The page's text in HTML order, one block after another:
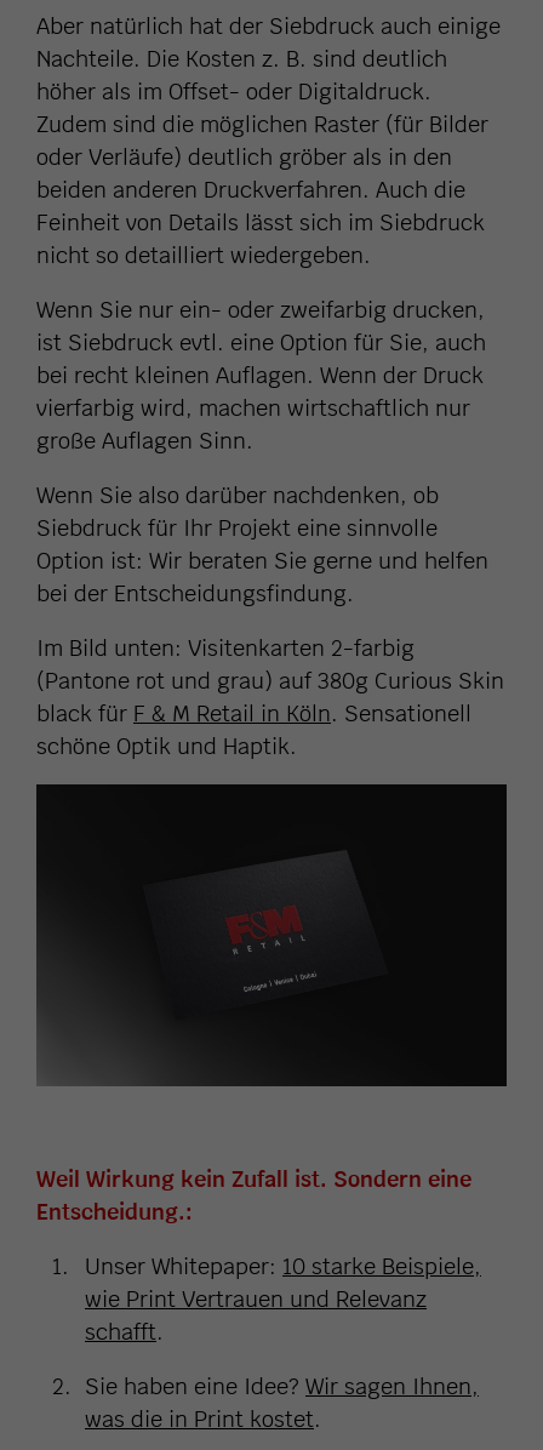
Aber natürlich hat der Siebdruck auch einige
Nachteile. Die Kosten z. B. sind deutlich
höher als im Offset- oder Digitaldruck.
Zudem sind die möglichen Raster (für Bilder
oder Verläufe) deutlich gröber als in den
beiden anderen Druckverfahren. Auch die
Feinheit von Details lässt sich im Siebdruck
nicht so detailliert wiedergeben.
Wenn Sie nur ein- oder zweifarbig drucken,
ist Siebdruck evtl. eine Option für Sie, auch
bei recht kleinen Auflagen. Wenn der Druck
vierfarbig wird, machen wirtschaftlich nur
große Auflagen Sinn.
Wenn Sie also darüber nachdenken, ob
Siebdruck für Ihr Projekt eine sinnvolle
Option ist: Wir beraten Sie gerne und helfen
bei der Entscheidungsfindung.
Im Bild unten: Visitenkarten 2-farbig
(Pantone rot und grau) auf 380g Curious Skin
black für F & M Retail in Köln. Sensationell
schöne Optik und Haptik.
Weil Wirkung kein Zufall ist. Sondern eine
Entscheidung.:
Unser Whitepaper: 10 starke Beispiele,
wie Print Vertrauen und Relevanz
schafft.
Sie haben eine Idee? Wir sagen Ihnen,
was die in Print kostet.